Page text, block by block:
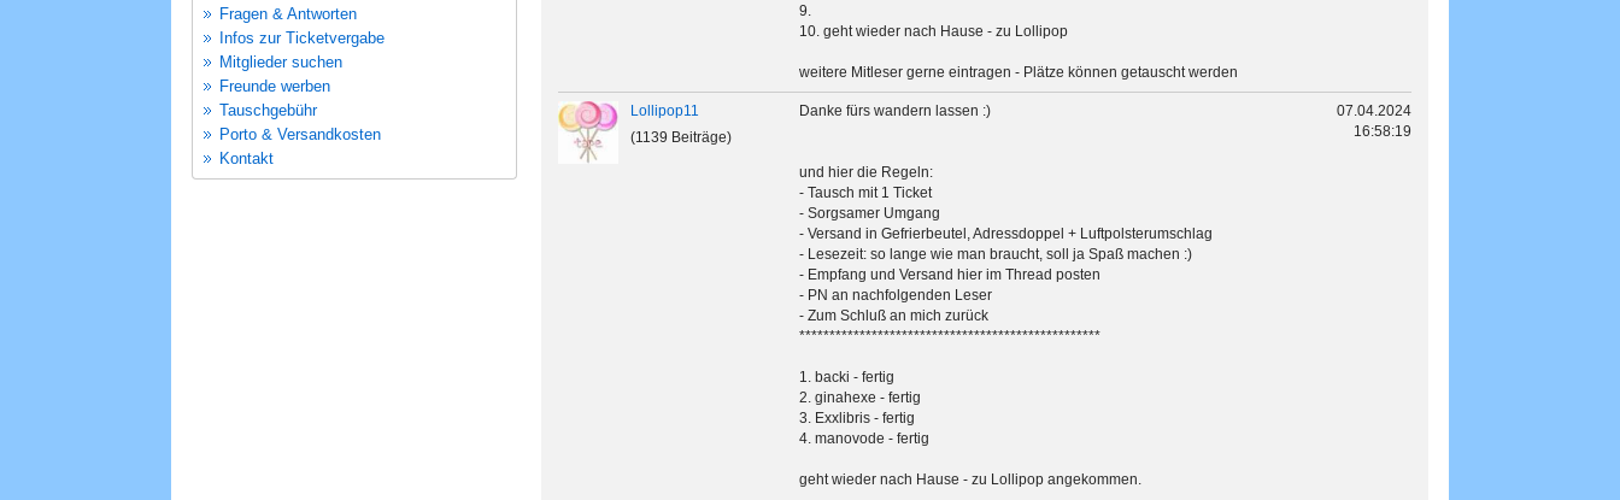
Fragen & Antworten
Infos zur Ticketvergabe
Mitglieder suchen
Freunde werben
Tauschgebühr
Porto & Versandkosten
Kontakt
9.
10. geht wieder nach Hause - zu Lollipop
weitere Mitleser gerne eintragen - Plätze können getauscht werden
Lollipop11
(1139 Beiträge)
Danke fürs wandern lassen :)
und hier die Regeln:
- Tausch mit 1 Ticket
- Sorgsamer Umgang
- Versand in Gefrierbeutel, Adressdoppel + Luftpolsterumschlag
- Lesezeit: so lange wie man braucht, soll ja Spaß machen :)
- Empfang und Versand hier im Thread posten
- PN an nachfolgenden Leser
- Zum Schluß an mich zurück
**************************************************
1. backi - fertig
2. ginahexe - fertig
3. Exxlibris - fertig
4. manovode - fertig
geht wieder nach Hause - zu Lollipop angekommen.
07.04.2024
16:58:19